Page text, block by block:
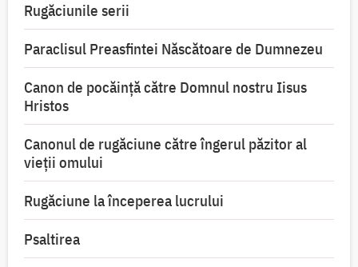
Rugăciunile serii
Paraclisul Preasfintei Născătoare de Dumnezeu
Canon de pocăință către Domnul nostru Iisus
Hristos
Canonul de rugăciune către îngerul păzitor al
vieții omului
Rugăciune la începerea lucrului
Psaltirea